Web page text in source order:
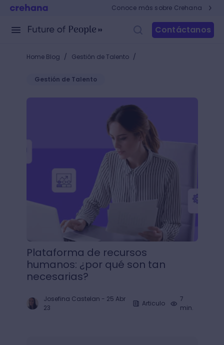
Conoce más sobre Crehana
Contáctanos
Home Blog / Gestión de Talento /
Gestión de Talento
Plataforma de recursos humanos: ¿por qué son tan
Plataforma de recursos
humanos: ¿por qué son tan
necesarias?
Josefina Castelan - 25 Abr
23
Articulo
7
min.